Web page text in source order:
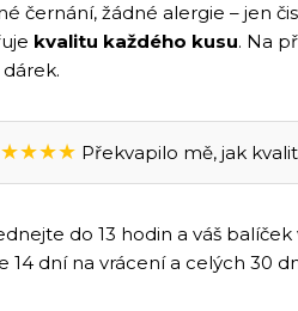
černání, žádné alergie – jen
kvalitu každého kusu. Na
Překvapilo mě, jak
do 13 hodin a váš balíček
14 dní na vrácení a celých 30